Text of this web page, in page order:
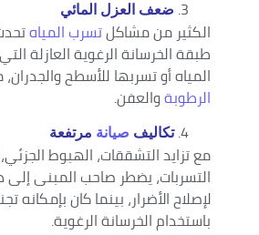
ضعف العزل المائي
الكثير من مشاكلتسرب المياه
طبقة الخرسانة الرغوية العازلة
المياه أو تسربها للأسطح
الرطوبةوالعفن.
تكاليف صيانة مرتفعة
مع تزايد التشققات، الهبوط
التسربات، يضطر صاحب المبنى إلى
لإصلاح الأضرار، بينما كان بإمكانه
باستخدام الخرسانة الرغوية.